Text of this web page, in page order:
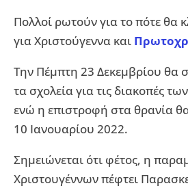
Πολλοί ρωτούν για το πότε θα
για Χριστούγεννα και
Την Πέμπτη 23 Δεκεμβρίου θα
τα σχολεία για τις διακοπές των
ενώ η επιστροφή στα θρανία
10 Ιανουαρίου 2022.
Σημειώνεται ότι φέτος, η
Χριστουγέννων πέφτει